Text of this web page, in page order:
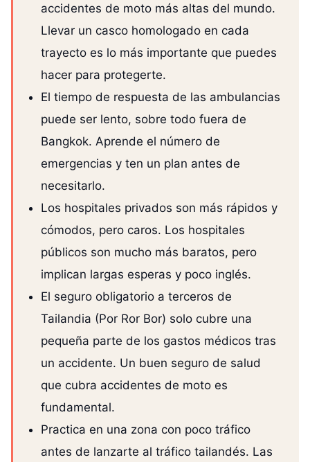
accidentes de moto más altas del mundo.
Llevar un casco homologado en cada
trayecto es lo más importante que puedes
hacer para protegerte.
El tiempo de respuesta de las ambulancias
puede ser lento, sobre todo fuera de
Bangkok. Aprende el número de
emergencias y ten un plan antes de
necesitarlo.
Los hospitales privados son más rápidos y
cómodos, pero caros. Los hospitales
públicos son mucho más baratos, pero
implican largas esperas y poco inglés.
El seguro obligatorio a terceros de
Tailandia (Por Ror Bor) solo cubre una
pequeña parte de los gastos médicos tras
un accidente. Un buen seguro de salud
que cubra accidentes de moto es
fundamental.
Practica en una zona con poco tráfico
antes de lanzarte al tráfico tailandés. Las